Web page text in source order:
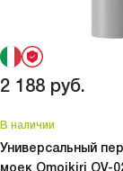
2 188 руб.
В наличии
Универсальный
моек Omoikiri OV-